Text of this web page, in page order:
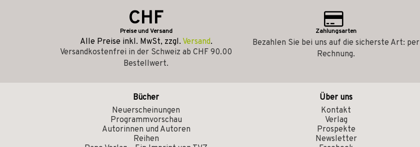
CHF
Preise und Versand
Alle Preise inkl. MwSt, zzgl. Versand.
Versandkostenfrei in der Schweiz ab CHF 90.00
Bestellwert.
Zahlungsarten
Bezahlen Sie bei uns auf die sicherste Art: per
Rechnung.
Bücher
Neuerscheinungen
Programmvorschau
Autorinnen und Autoren
Reihen
Über uns
Kontakt
Verlag
Prospekte
Newsletter